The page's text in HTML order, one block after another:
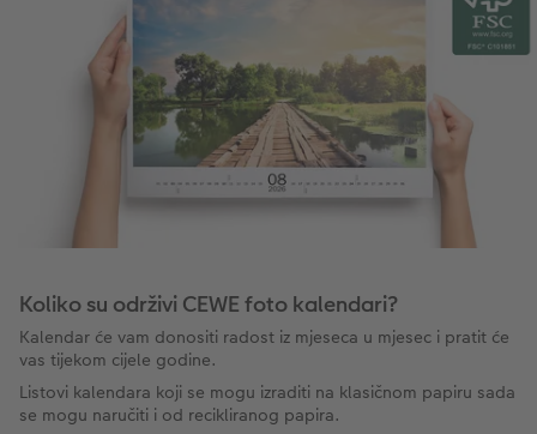
Koliko su održivi CEWE foto kalendari?
Kalendar će vam donositi radost iz mjeseca u mjesec i pratit će
vas tijekom cijele godine.
Listovi kalendara koji se mogu izraditi na klasičnom papiru sada
se mogu naručiti i od recikliranog papira.